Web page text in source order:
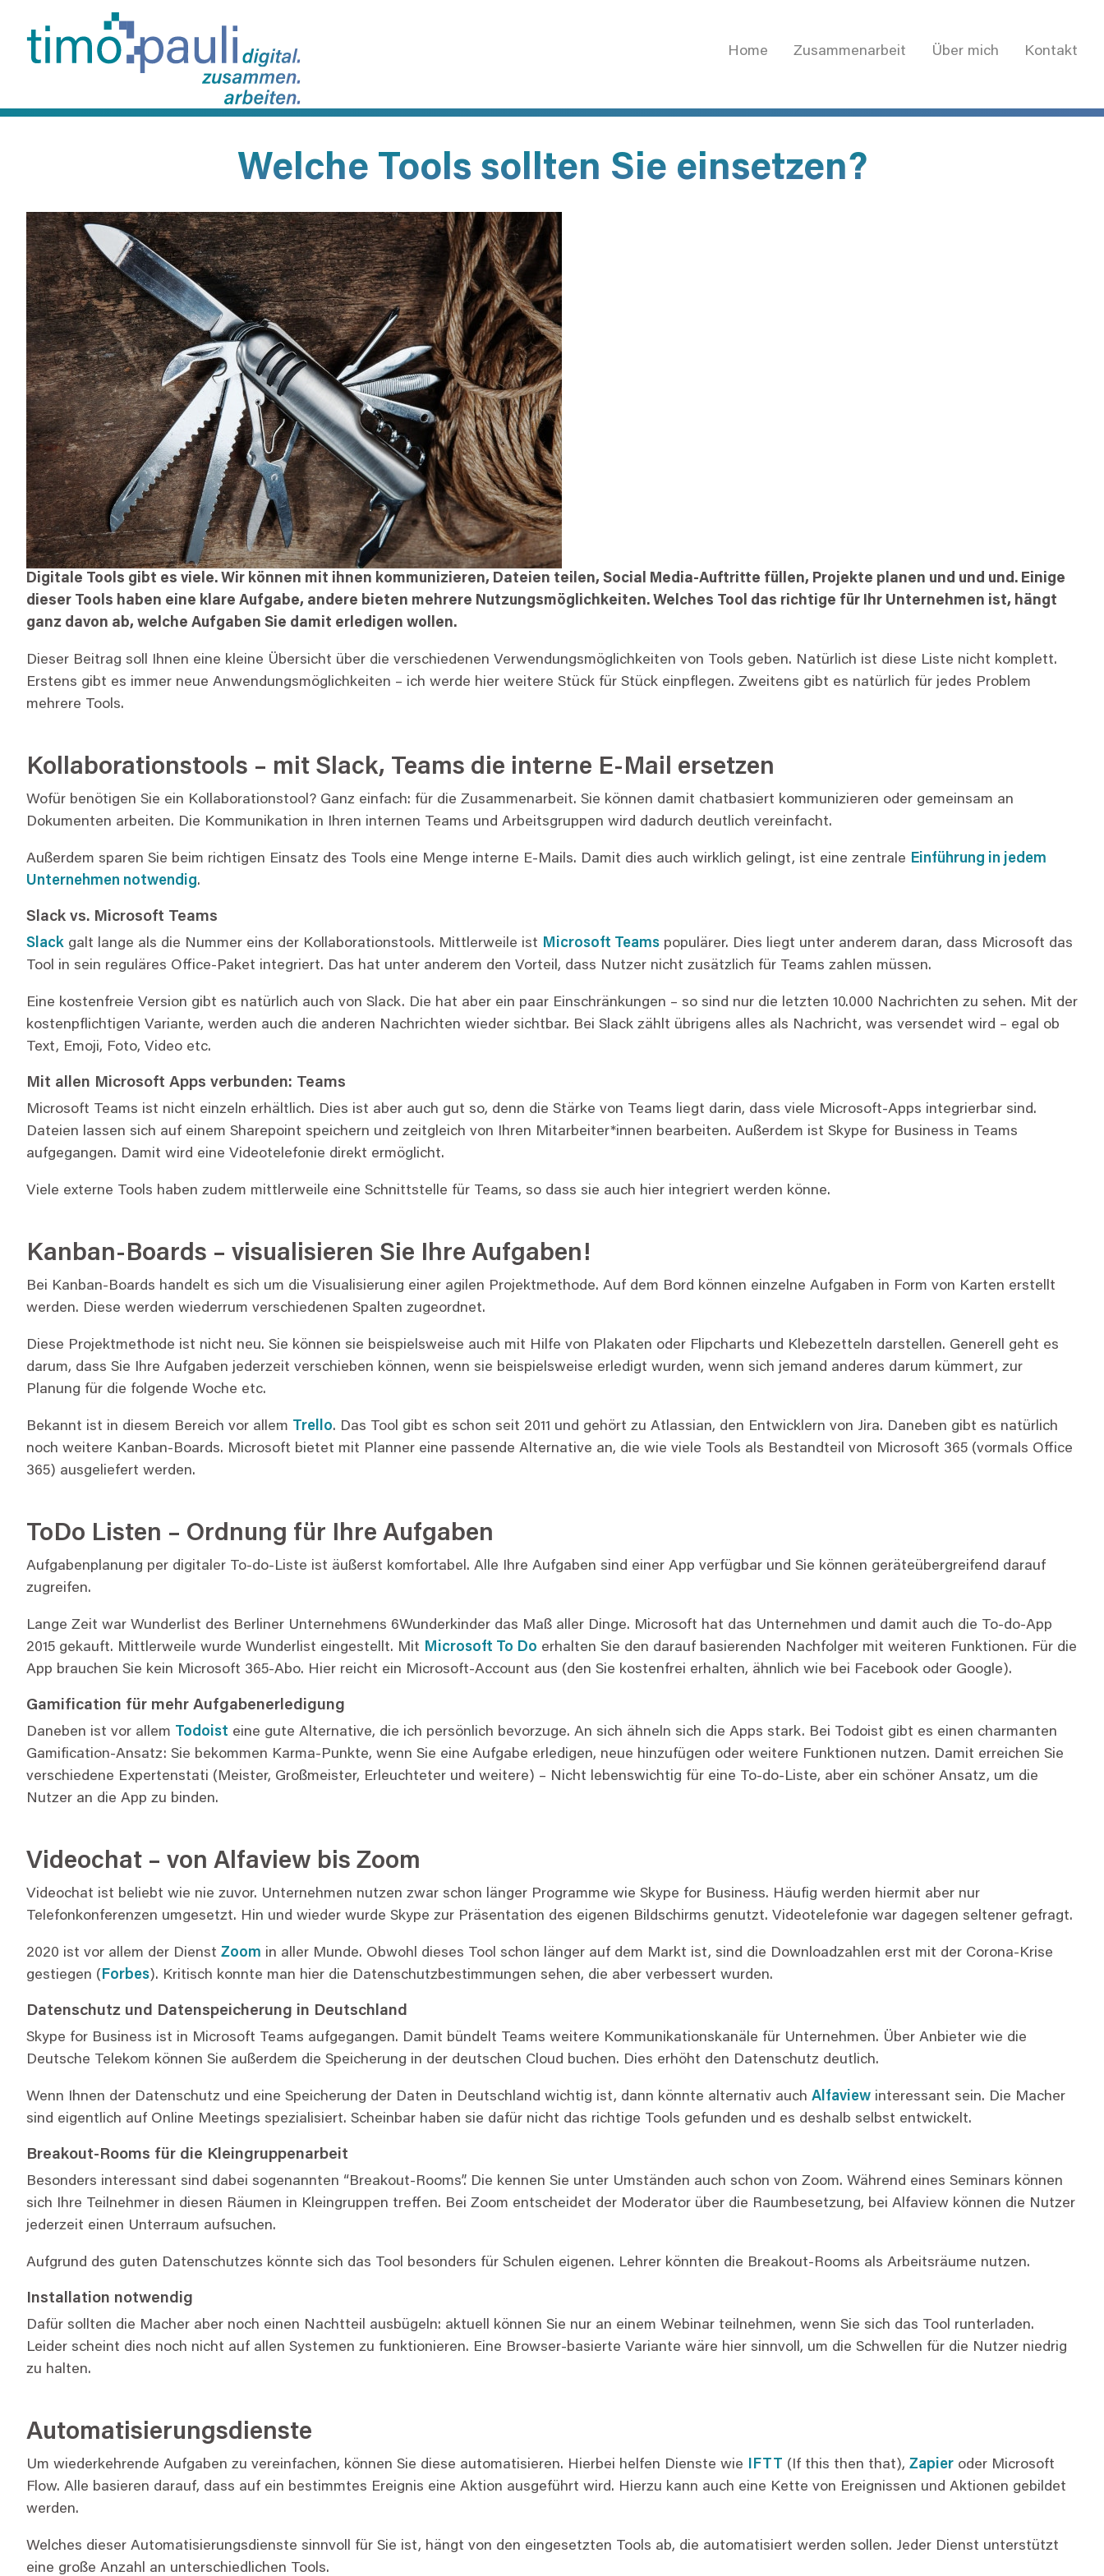
Home Zusammenarbeit Über mich Kontakt
​​Welche Tools sollten Sie einsetzen?​
Digitale Tools gibt es viele. Wir können mit ihnen kommunizieren, Dateien teilen, Social Media-Auftritte füllen, Projekte planen und und und. Einige
dieser Tools haben eine klare Aufgabe, andere bieten mehrere Nutzungsmöglichkeiten. Welches Tool das richtige für Ihr Unternehmen ist, hängt
ganz davon ab, welche Aufgaben Sie damit erledigen wollen.
Dieser Beitrag soll Ihnen eine kleine Übersicht über die verschiedenen Verwendungsmöglichkeiten von Tools geben. Natürlich ist diese Liste nicht komplett.
Erstens gibt es immer neue Anwendungsmöglichkeiten – ich werde hier weitere Stück für Stück einpflegen. Zweitens gibt es natürlich für jedes Problem
mehrere Tools.
Kollaborationstools – mit Slack, Teams die interne E-Mail ersetzen
Wofür benötigen Sie ein Kollaborationstool? Ganz einfach: für die Zusammenarbeit. Sie können damit chatbasiert kommunizieren oder gemeinsam an
Dokumenten arbeiten. Die Kommunikation in Ihren internen Teams und Arbeitsgruppen wird dadurch deutlich vereinfacht.
Außerdem sparen Sie beim richtigen Einsatz des Tools eine Menge interne E-Mails. Damit dies auch wirklich gelingt, ist eine zentrale Einführung in jedem
Unternehmen notwendig.
Slack vs. Microsoft Teams
Slack galt lange als die Nummer eins der Kollaborationstools. Mittlerweile ist Microsoft Teams populärer. Dies liegt unter anderem daran, dass Microsoft das
Tool in sein reguläres Office-Paket integriert. Das hat unter anderem den Vorteil, dass Nutzer nicht zusätzlich für Teams zahlen müssen.
Eine kostenfreie Version gibt es natürlich auch von Slack. Die hat aber ein paar Einschränkungen – so sind nur die letzten 10.000 Nachrichten zu sehen. Mit der
kostenpflichtigen Variante, werden auch die anderen Nachrichten wieder sichtbar. Bei Slack zählt übrigens alles als Nachricht, was versendet wird – egal ob
Text, Emoji, Foto, Video etc.
Mit allen Microsoft Apps verbunden: Teams
Microsoft Teams ist nicht einzeln erhältlich. Dies ist aber auch gut so, denn die Stärke von Teams liegt darin, dass viele Microsoft-Apps integrierbar sind.
Dateien lassen sich auf einem Sharepoint speichern und zeitgleich von Ihren Mitarbeiter*innen bearbeiten. Außerdem ist Skype for Business in Teams
aufgegangen. Damit wird eine Videotelefonie direkt ermöglicht.
Viele externe Tools haben zudem mittlerweile eine Schnittstelle für Teams, so dass sie auch hier integriert werden könne.
Kanban-Boards – visualisieren Sie Ihre Aufgaben!
Bei Kanban-Boards handelt es sich um die Visualisierung einer agilen Projektmethode. Auf dem Bord können einzelne Aufgaben in Form von Karten erstellt
werden. Diese werden wiederrum verschiedenen Spalten zugeordnet.
Diese Projektmethode ist nicht neu. Sie können sie beispielsweise auch mit Hilfe von Plakaten oder Flipcharts und Klebezetteln darstellen. Generell geht es
darum, dass Sie Ihre Aufgaben jederzeit verschieben können, wenn sie beispielsweise erledigt wurden, wenn sich jemand anderes darum kümmert, zur
Planung für die folgende Woche etc.
Bekannt ist in diesem Bereich vor allem Trello. Das Tool gibt es schon seit 2011 und gehört zu Atlassian, den Entwicklern von Jira. Daneben gibt es natürlich
noch weitere Kanban-Boards. Microsoft bietet mit Planner eine passende Alternative an, die wie viele Tools als Bestandteil von Microsoft 365 (vormals Office
365) ausgeliefert werden.
ToDo Listen – Ordnung für Ihre Aufgaben
Aufgabenplanung per digitaler To-do-Liste ist äußerst komfortabel. Alle Ihre Aufgaben sind einer App verfügbar und Sie können geräteübergreifend darauf
zugreifen.
Lange Zeit war Wunderlist des Berliner Unternehmens 6Wunderkinder das Maß aller Dinge. Microsoft hat das Unternehmen und damit auch die To-do-App
2015 gekauft. Mittlerweile wurde Wunderlist eingestellt. Mit Microsoft To Do erhalten Sie den darauf basierenden Nachfolger mit weiteren Funktionen. Für die
App brauchen Sie kein Microsoft 365-Abo. Hier reicht ein Microsoft-Account aus (den Sie kostenfrei erhalten, ähnlich wie bei Facebook oder Google).
Gamification für mehr Aufgabenerledigung
Daneben ist vor allem Todoist eine gute Alternative, die ich persönlich bevorzuge. An sich ähneln sich die Apps stark. Bei Todoist gibt es einen charmanten
Gamification-Ansatz: Sie bekommen Karma-Punkte, wenn ​Sie eine Aufgabe erledigen, neue hinzufügen oder weitere Funktionen nutzen. Damit erreichen Sie
verschiedene Expertenstati (Meister, Großmeister, Erleuchteter und weitere) – Nicht lebenswichtig für eine To-do-Liste, aber ein schöner Ansatz, um die
Nutzer an die App zu binden.
Videochat – von Alfaview bis Zoom
Videochat ist beliebt wie nie zuvor. Unternehmen nutzen zwar schon länger Programme wie Skype for Business. Häufig werden hiermit aber nur
Telefonkonferenzen umgesetzt. Hin und wieder wurde Skype zur Präsentation des eigenen Bildschirms genutzt. Videotelefonie war dagegen seltener gefragt.
2020 ist vor allem der Dienst Zoom in aller Munde. Obwohl dieses Tool schon länger auf dem Markt ist, sind die Downloadzahlen erst mit der Corona-Krise
gestiegen (Forbes). Kritisch konnte man hier die Datenschutzbestimmungen sehen, die aber verbessert wurden.
Datenschutz und Datenspeicherung in Deutschland
Skype for Business ist in Microsoft Teams aufgegangen. Damit bündelt Teams weitere Kommunikationskanäle für Unternehmen. Über Anbieter wie die
Deutsche Telekom können Sie außerdem die Speicherung in der deutschen Cloud buchen. Dies erhöht den Datenschutz deutlich.
Wenn Ihnen der Datenschutz und eine Speicherung der Daten in Deutschland wichtig ist, dann könnte alternativ auch Alfaview interessant sein. Die Macher
sind eigentlich auf Online Meetings spezialisiert. Scheinbar haben sie dafür nicht das richtige Tools gefunden und es deshalb selbst entwickelt.
Breakout-Rooms für die Kleingruppenarbeit
Besonders interessant sind dabei sogenannten “Breakout-Rooms”. Die kennen Sie unter Umständen auch schon von Zoom. Während eines Seminars können
sich Ihre Teilnehmer in diesen Räumen in Kleingruppen treffen. Bei Zoom entscheidet der Moderator über die Raumbesetzung, bei Alfaview können die Nutzer
jederzeit einen Unterraum aufsuchen.
Aufgrund des guten Datenschutzes könnte sich das Tool besonders für Schulen eigenen. Lehrer könnten die Breakout-Rooms als Arbeitsräume nutzen.
Installation notwendig
Dafür sollten die Macher aber noch einen Nachtteil ausbügeln: aktuell können Sie nur an einem Webinar teilnehmen, wenn Sie sich das Tool runterladen.
Leider scheint dies noch nicht auf allen Systemen zu funktionieren. Eine Browser-basierte Variante wäre hier sinnvoll, um die Schwellen für die Nutzer niedrig
zu halten.
Automatisierungsdienste
Um wiederkehrende Aufgaben zu vereinfachen, können Sie diese automatisieren. Hierbei helfen Dienste wie IFTT (If this then that), Zapier oder Microsoft
Flow. Alle basieren darauf, dass auf ein bestimmtes Ereignis eine Aktion ausgeführt wird. Hierzu kann auch eine Kette von Ereignissen und Aktionen gebildet
werden.
Welches dieser Automatisierungsdienste sinnvoll für Sie ist, hängt von den eingesetzten Tools ab, die automatisiert werden sollen. Jeder Dienst unterstützt
eine große Anzahl an unterschiedlichen Tools.